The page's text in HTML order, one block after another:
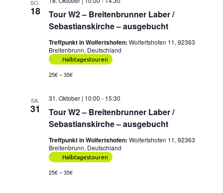
SO.
18
Tour W2 – Breitenbrunner Laber /
Sebastianskirche – ausgebucht
Treffpunkt in Wolfertshofen: Wolfertshofen 11, 92363
Breitenbrunn, Deutschland
Halbtagestouren
25€ – 35€
SA.
31
Tour W2 – Breitenbrunner Laber /
Sebastianskirche – ausgebucht
31. Oktober | 10:00 - 15:30
Treffpunkt in Wolfertshofen: Wolfertshofen 11, 92363
Breitenbrunn, Deutschland
Halbtagestouren
25€ – 35€